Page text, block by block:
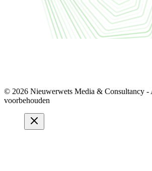
© 2026 Nieuwerwets Media & Consultancy -
voorbehouden